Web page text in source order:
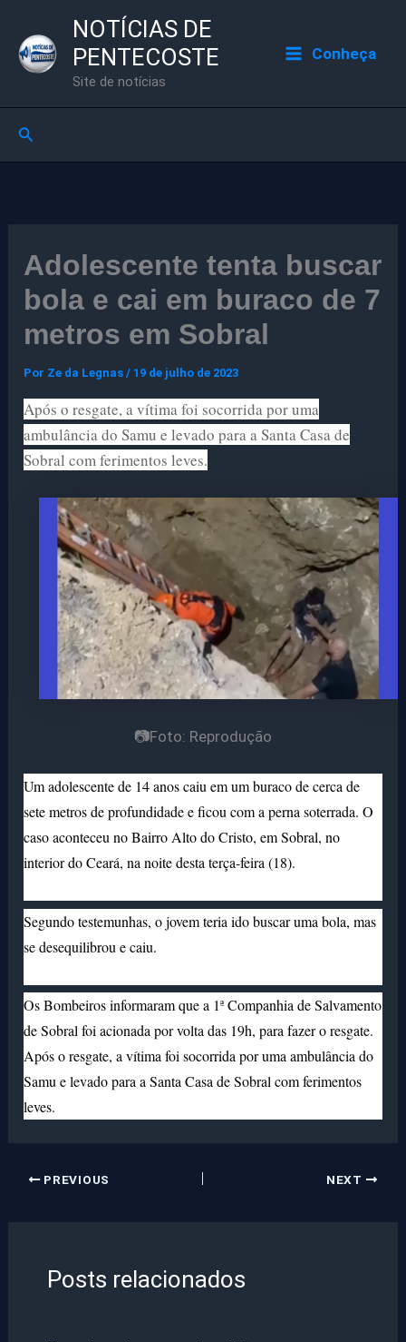
para
NOTÍCIAS DE
PENTECOSTE
Site de notícias
Conheça
Pesquisar
Adolescente tenta buscar
bola e cai em buraco de 7
metros em Sobral
Por Ze da Legnas/ 19 de julho de 2023
Após o resgate, a vítima foi socorrida por uma
ambulância do Samu e levado para a Santa Casa de
Sobral com ferimentos leves.
📷Foto: Reprodução
Um adolescente de 14 anos caiu em um buraco de cerca de
sete metros de profundidade e ficou com a perna soterrada. O
caso aconteceu no Bairro Alto do Cristo, em Sobral, no
interior do Ceará, na noite desta terça-feira (18).
Segundo testemunhas, o jovem teria ido buscar uma bola, mas
se desequilibrou e caiu.
OsBombeiros informaram que a 1ª Companhia de Salvamento
de Sobral foi acionada por volta das 19h, para fazer o resgate.
Após o resgate, a vítima foi socorrida por uma ambulância do
Samu e levado para a Santa Casa de Sobral com ferimentos
leves.
PREVIOUS NEXT
Posts relacionados